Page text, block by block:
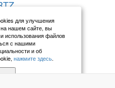
для улучшения
нашем сайте, вы
использования файлов
с нашими
и об
нажмите здесь.